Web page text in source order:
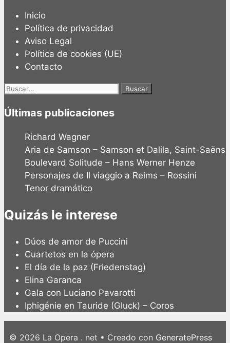
Inicio
Política de privacidad
Aviso Legal
Política de cookies (UE)
Contacto
Buscar:
Últimas publicaciones
Richard Wagner
Aria de Samson – Samson et Dalila, Saint-Saëns
Boulevard Solitude – Hans Werner Henze
Personajes de Il viaggio a Reims – Rossini
Tenor dramático
Quizás le interese
Dúos de amor de Puccini
Cuartetos en la ópera
El día de la paz (Friedenstag)
Elina Garanca
Gala con Luciano Pavarotti
Iphigénie en Tauride (Gluck) – Coros
© 2026 La Opera . net • Creado con GeneratePress